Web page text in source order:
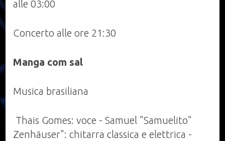
Musica
alle 03:00
Concerto alle ore 21:30
Manga com sal
Musica brasiliana
Thais Gomes: voce - Samuel "Samuelito"
Zenhäuser": chitarra classica e elettrica -